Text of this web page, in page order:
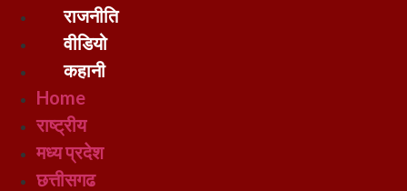
राजनीति
वीडियो
कहानी
Home
राष्ट्रीय
मध्य प्रदेश
छत्तीसगढ